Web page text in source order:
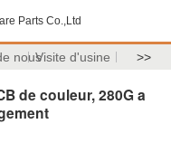
Parts Co.,Ltd
nousVisite d'usine >>
de couleur, 280G a